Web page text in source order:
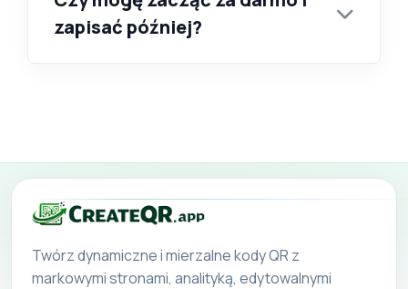
zapisać później?
Twórz dynamiczne i mierzalne kody QR z
markowymi stronami, analityką, edytowalnymi